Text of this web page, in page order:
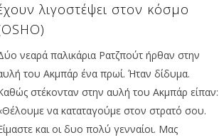
λιγοστέψει στον κόσμο
νεαρά παλικάρια Ρατζπούτ ήρθαν στην
του Ακμπάρ ένα πρωί. Ήταν δίδυμα.
στέκονταν στην αυλή του Ακμπάρ είπαν:
να καταταγούμε στον στρατό σου.
και οι δυο πολύ γενναίοι. Μας